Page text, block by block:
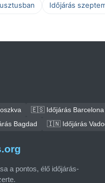
Időjárás
🇪🇸 Időjárás Barcelona
Bagdad
🇮🇳 Időjárás
a pontos, élő időjárás-